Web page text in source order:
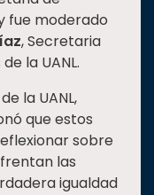
fue moderado
, Secretaria
la UANL.
la UANL,
que estos
sobre
las
igualdad